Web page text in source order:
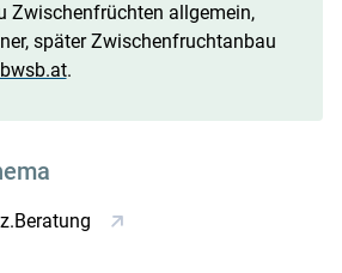
Zwischenfrüchten allgemein,
später Zwischenfruchtanbau
.